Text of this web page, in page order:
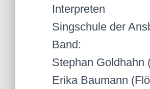
Interpreten
Singschule der
Band:
Stephan Goldhahn
Erika Baumann